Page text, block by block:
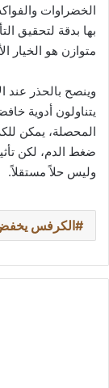
الخضراوات
بها بدقة لتحقيق
متوازن هو الخيار
وينصح بالحذر عند
يتناولون أدوية
المحصلة، يمكن
ضغط الدم، لكن
وليس حلاً مستقلاً.
الكرفس